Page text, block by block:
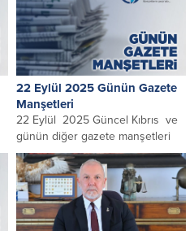
22 Eylül 2025 Günün Gazete
Manşetleri
22 Eylül 2025 Güncel Kıbrıs ve
günün diğer gazete manşetleri